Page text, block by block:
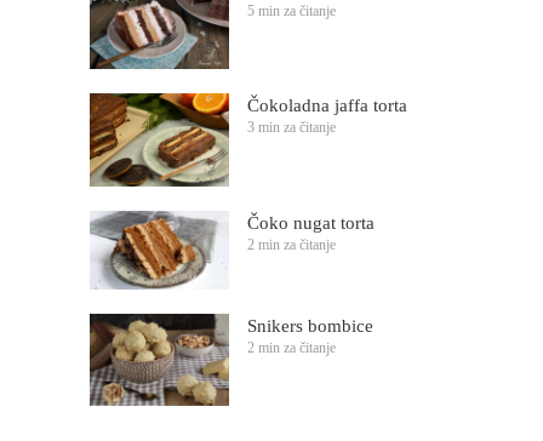
5 min za čitanje
Čokoladna jaffa torta
3 min za čitanje
Čoko nugat torta
2 min za čitanje
Snikers bombice
2 min za čitanje